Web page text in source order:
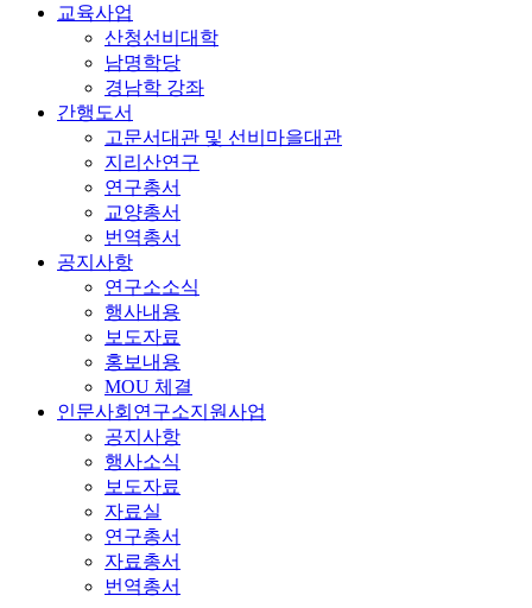
교육사업
산청선비대학
남명학당
경남학 강좌
간행도서
고문서대관 및 선비마을대관
지리산연구
연구총서
교양총서
번역총서
공지사항
연구소소식
행사내용
보도자료
홍보내용
MOU 체결
인문사회연구소지원사업
공지사항
행사소식
보도자료
자료실
연구총서
자료총서
번역총서